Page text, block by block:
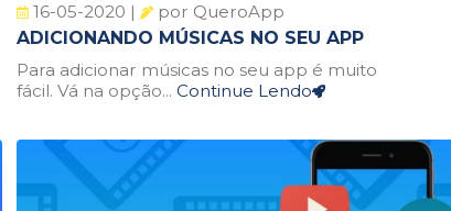
16-05-2020 |
por QueroApp
ADICIONANDO MÚSICAS NO SEU APP
Para adicionar músicas no seu app é muito
fácil. Vá na opção... Continue Lendo